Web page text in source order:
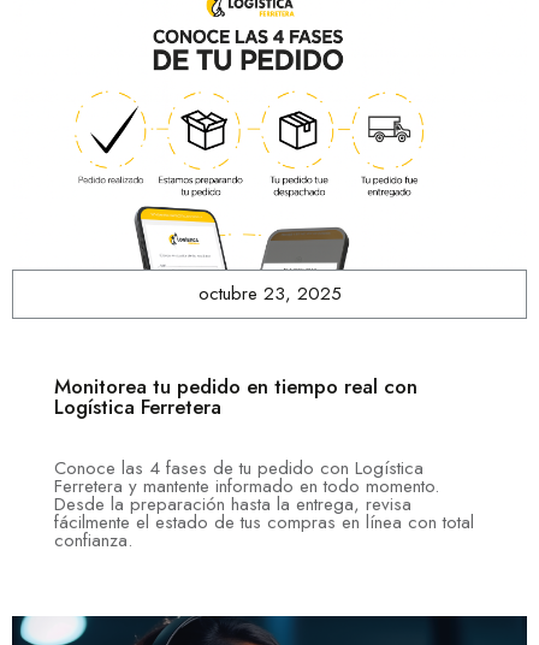
octubre 23, 2025
Monitorea tu pedido en tiempo real con
Logística Ferretera
Conoce las 4 fases de tu pedido con Logística
Ferretera y mantente informado en todo momento.
Desde la preparación hasta la entrega, revisa
fácilmente el estado de tus compras en línea con total
confianza.